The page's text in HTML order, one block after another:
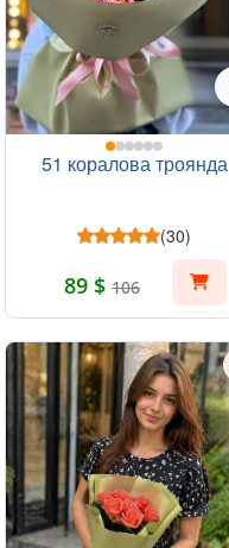
51 коралова троянда
(30)
89 $ 106